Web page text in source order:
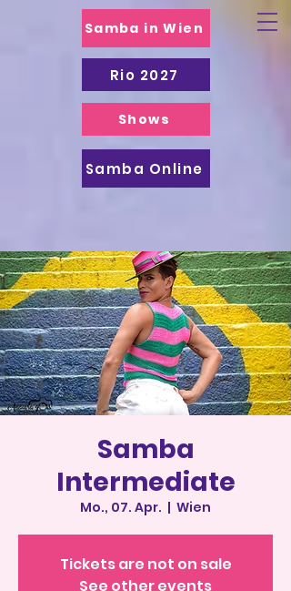
Samba in Wien
Samba Online
Shows
Rio 2027
Samba
Intermediate
Mo., 07. Apr.
  |
Wien
Tickets are not on sale
See other events